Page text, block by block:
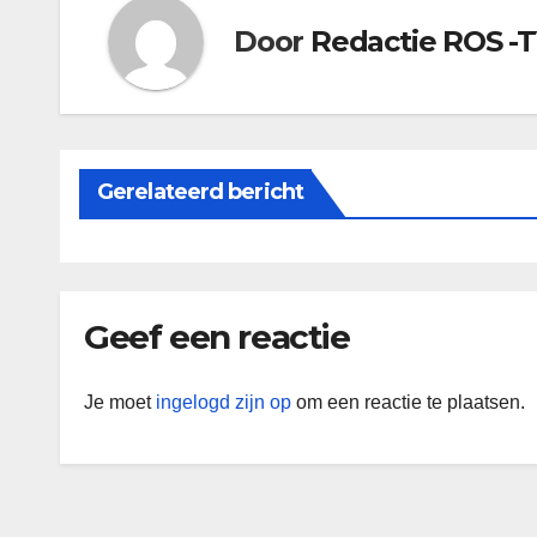
Door Redactie ROS -
Gerelateerd bericht
Geef een reactie
Je moet ingelogd zijn op om een reactie te plaatsen.